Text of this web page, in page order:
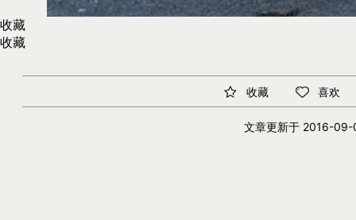
收藏
收藏
收藏 喜欢
文章更新于 2016-09-